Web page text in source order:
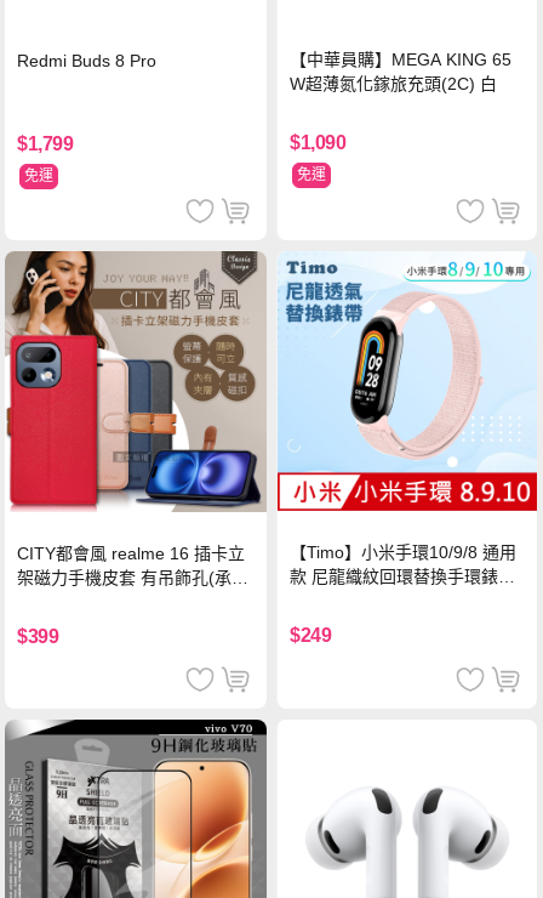
Redmi Buds 8 Pro
$1,799
免運
【中華員購】MEGA KING 65
W超薄氮化鎵旅充頭(2C) 白
$1,090
免運
CITY都會風 realme 16 插卡立
架磁力手機皮套 有吊飾孔(承諾
$399
【Timo】小米手環10/9/8 通用
款 尼龍織紋回環替換手環錶帶-
$249